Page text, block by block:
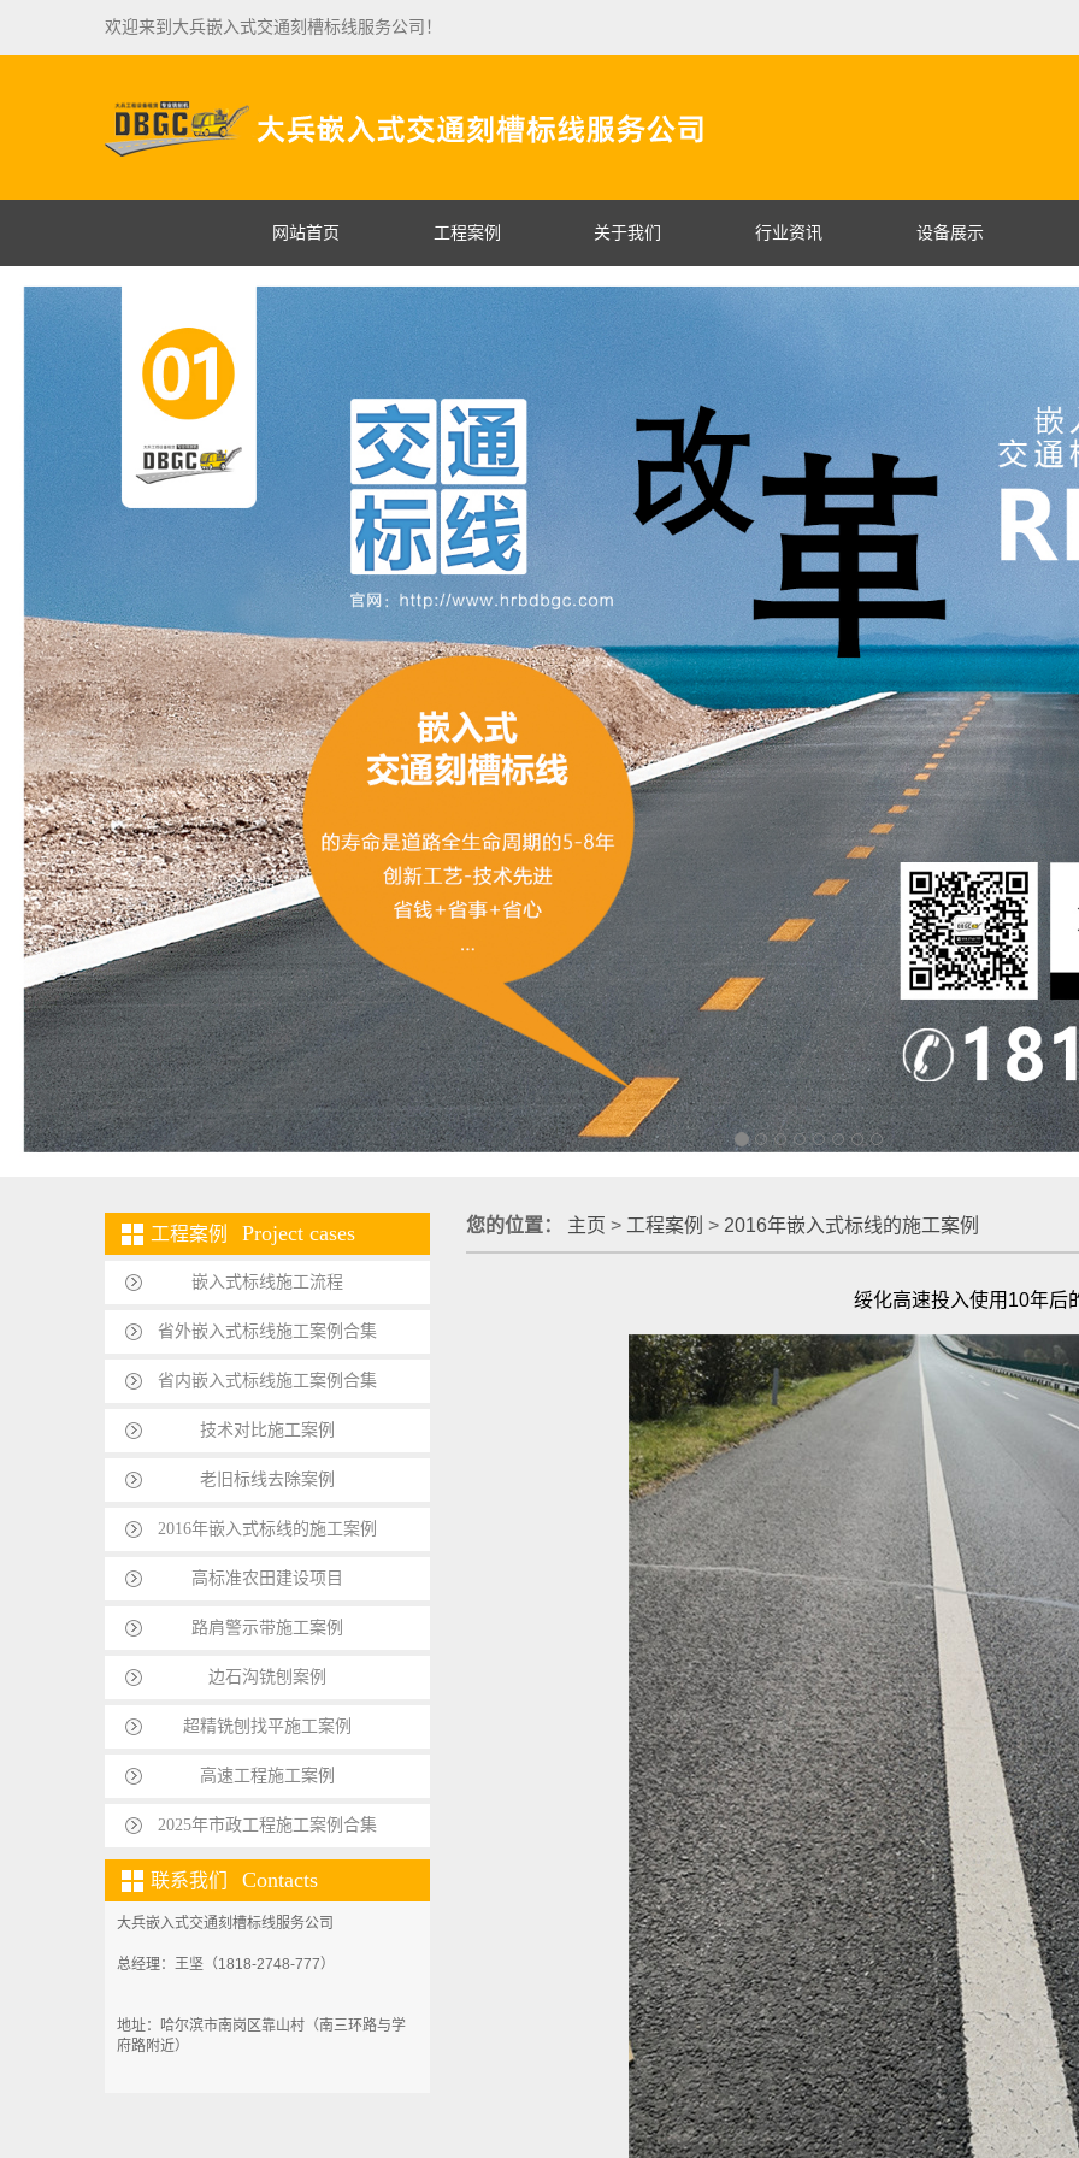
欢迎来到大兵嵌入式交通刻槽标线服务公司！
网站首页 工程案例 关于我们 行业资讯 设备展示
工程案例 Project cases
嵌入式标线施工流程
省外嵌入式标线施工案例合集
省内嵌入式标线施工案例合集
技术对比施工案例
老旧标线去除案例
2016年嵌入式标线的施工案例
高标准农田建设项目
路肩警示带施工案例
边石沟铣刨案例
超精铣刨找平施工案例
高速工程施工案例
2025年市政工程施工案例合集
联系我们 Contacts
大兵嵌入式交通刻槽标线服务公司
总经理：王坚（1818-2748-777）
地址：哈尔滨市南岗区靠山村（南三环路与学
府路附近）
您的位置： 主页 > 工程案例 > 2016年嵌入式标线的施工案例
绥化高速投入使用10年后